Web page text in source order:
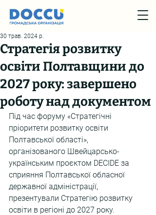
Стратегія розвитку
освіти Полтавщини до
2027 року: завершено
роботу над документом
30 трав. 2024 р.
Під час форуму «Стратегічні
пріоритети розвитку освіти
Полтавської області»,
організованого Швейцарсько-
українським проєктом DECIDE за
сприяння Полтавської обласної
державної адміністрації,
презентували Стратегію розвитку
освіти в регіоні до 2027 року.